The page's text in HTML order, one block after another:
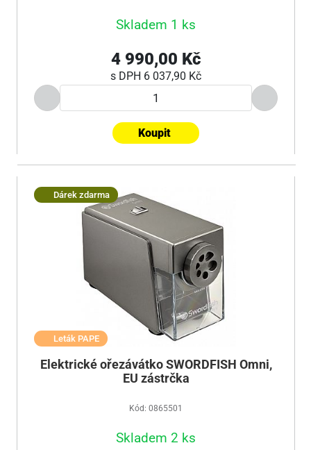
Skladem 1 ks
4 990,00 Kč
s DPH 6 037,90 Kč
Koupit
Dárek zdarma
Leták PAPE
Elektrické ořezávátko SWORDFISH Omni,
EU zástrčka
Kód: 0865501
Skladem 2 ks